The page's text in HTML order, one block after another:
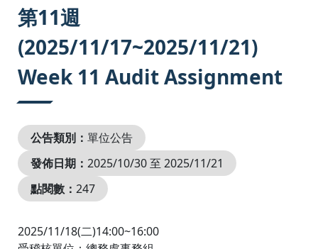
第11週
(2025/11/17~2025/11/21)
Week 11 Audit Assignment
公告類別： 單位公告
發佈日期： 2025/10/30 至 2025/11/21
點閱數： 247
2025/11/18(二)14:00~16:00